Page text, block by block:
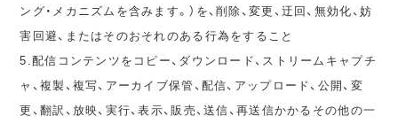
ング・メカニズムを含みます。）を、削除、変更、迂回、無効化、妨
害回避、またはそのおそれのある行為をすること
5.配信コンテンツをコピー、ダウンロード、ストリームキャプチ
ャ、複製、複写、アーカイブ保管、配信、アップロード、公開、変
更、翻訳、放映、実行、表示、販売、送信、再送信かかるその他の一